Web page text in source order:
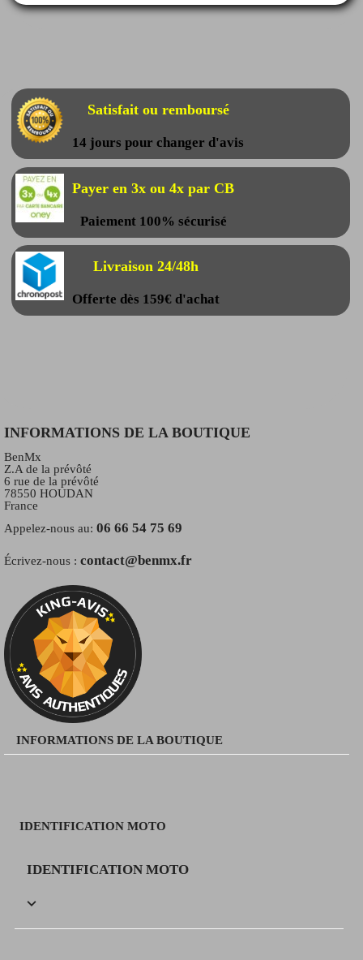
Satisfait ou remboursé
14 jours pour changer d'avis
Payer en 3x ou 4x par CB
Paiement 100% sécurisé
Livraison 24/48h
Offerte dès 159€ d'achat
INFORMATIONS DE LA BOUTIQUE
BenMx
Z.A de la prévôté
6 rue de la prévôté
78550 HOUDAN
France
Appelez-nous au: 06 66 54 75 69
Écrivez-nous : contact@benmx.fr
INFORMATIONS DE LA BOUTIQUE
IDENTIFICATION MOTO
IDENTIFICATION MOTO
